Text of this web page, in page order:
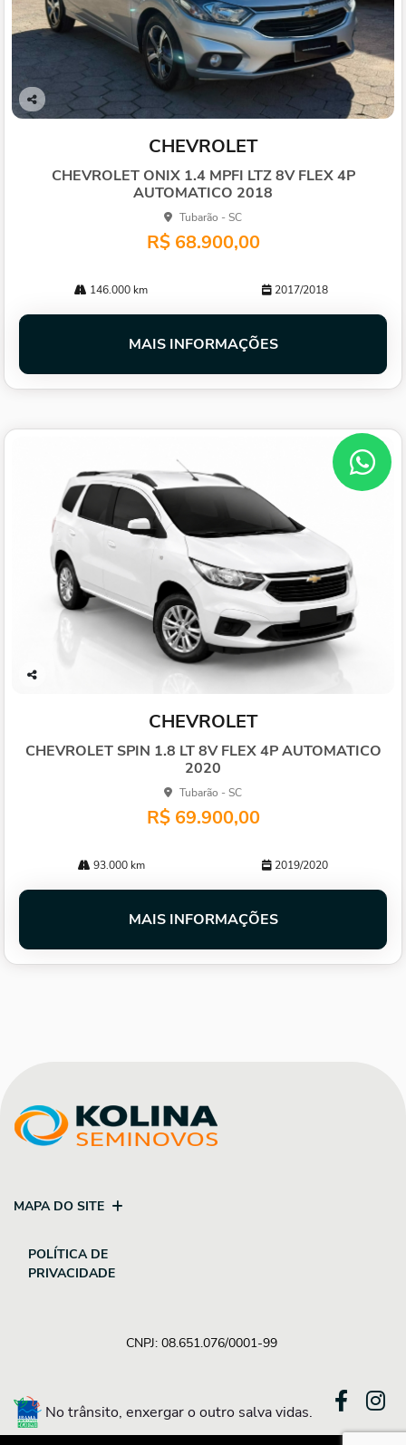
Co
CHEVROLET
CHEVROLET ONIX 1.4 MPFI LTZ 8V FLEX 4P
AUTOMATICO 2018
Tubarão - SC
R$ 68.900,00
146.000 km 2017/2018
MAIS INFORMAÇÕES
CHEVROLET
CHEVROLET SPIN 1.8 LT 8V FLEX 4P AUTOMATICO
2020
Tubarão - SC
R$ 69.900,00
93.000 km 2019/2020
MAIS INFORMAÇÕES
MAPA DO SITE
POLÍTICA DE
PRIVACIDADE
CNPJ: 08.651.076/0001-99
No trânsito, enxergar o outro salva vidas.